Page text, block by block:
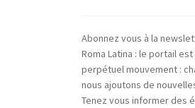
Abonnez vous à la
Roma Latina : le portail est
perpétuel mouvement :
nous ajoutons de
Tenez vous informer des